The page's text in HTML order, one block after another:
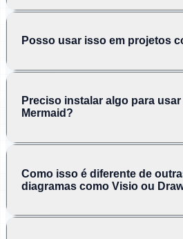
Posso usar isso em projetos
Preciso instalar algo para
Mermaid?
Como isso é diferente de
diagramas como Visio ou